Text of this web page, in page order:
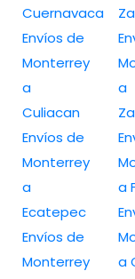
Cuernavaca
Envíos de
Monterrey
a
Culiacan
Envíos de
Monterrey
a
Ecatepec
Envíos de
Monterrey
a
a
a